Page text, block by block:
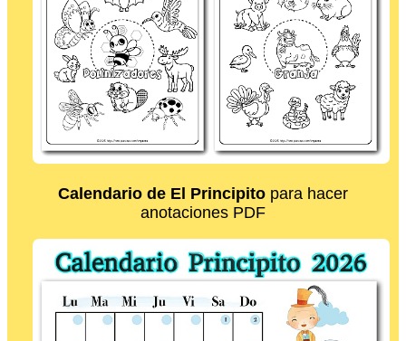
Calendario de El Principito para hacer
anotaciones PDF